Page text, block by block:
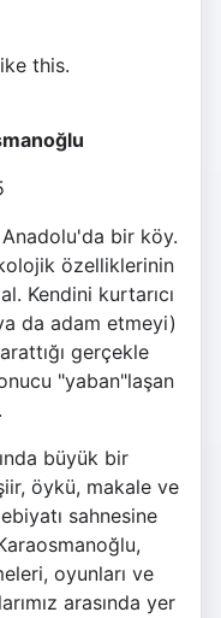
this.
Anadolu'da bir köy.
özelliklerinin
Kendini kurtarıcı
da adam etmeyi)
gerçekle
"yaban"laşan
büyük bir
öykü, makale ve
sahnesine
oyunları ve
arasında yer